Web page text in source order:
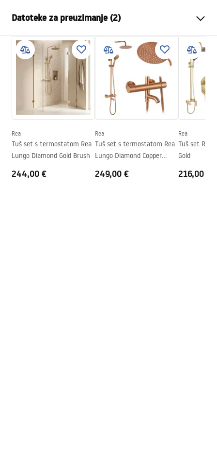
stijenka)
Boja
Brushed Copper
Tip kabine
Walk-in
Boja stakla
Sivo 8mm
Flexi
Na tuš kadi ili podu
Visina (mm)
1950
Jamstvo
24 mjeseca
Premaz Easy Clean
Da, na jednoj strani stakla.
Datoteke za preuzimanje (2)
Sigurnosne informacije
WARUNKI BEZPIECZENSTWA KABINY DRZWI
PARAWANY.pdf
Upute za montažu
Instrukcja_monta__u___cianki_Flexi.pdf
Rea
Tuš set s termostatom Rea
Lungo Diamond Gold Brush
244,00 €
Rea
Tuš set s termostatom Rea
Lungo Diamond Copper
249,00 €
Rea
Tuš set Rea
Gold
216,00 €